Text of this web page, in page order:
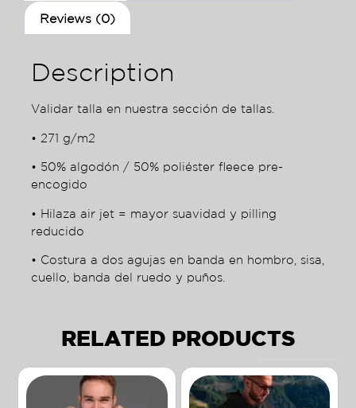
Reviews (0)
Description
Validar talla en nuestra sección de tallas.
• 271 g/m2
• 50% algodón / 50% poliéster fleece pre-
encogido
• Hilaza air jet = mayor suavidad y pilling
reducido
• Costura a dos agujas en banda en hombro, sisa,
cuello, banda del ruedo y puños.
RELATED PRODUCTS